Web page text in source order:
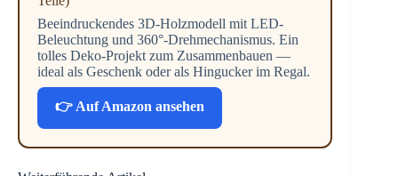
Beeindruckendes 3D-Holzmodell mit LED-
Beleuchtung und 360°-Drehmechanismus. Ein
tolles Deko-Projekt zum Zusammenbauen —
ideal als Geschenk oder als Hingucker im Regal.
👉 Auf Amazon ansehen